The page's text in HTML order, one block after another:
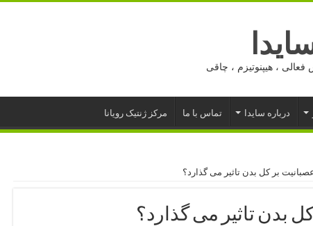
، هیپنوتیزم ، چاقی
درباره سایدا تماس با ما مرکز ژنتیک رویانا
بر کل بدن تاثیر می گذارد؟
بدن تاثیر می گذارد؟